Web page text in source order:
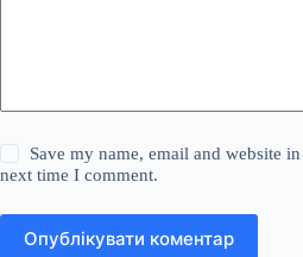
Save my name, email and website
next time I comment.
Опублікувати коментар